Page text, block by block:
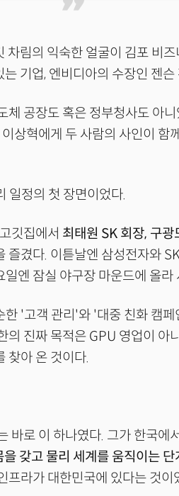
림의 익숙한 얼굴이 김포 비
기업, 엔비디아의 수장인 젠슨
체 공장도 혹은 정부청사도 아
상혁에게 두 사람의 사인이 함
일정의 첫 장면이었다.
깃집에서 최태원 SK 회장, 구
즐겼다. 이튿날엔 삼성전자와
엔 잠실 야구장 마운드에 올라
한 '고객 관리'와 '대중 친화 캠
의 진짜 목적은 GPU 영업이 아
찾아 온 것이다.
바로 이 하나였다. 그가 한국에
갖고 물리 세계를 움직이는 단
프라가 대한민국에 있다는 것이